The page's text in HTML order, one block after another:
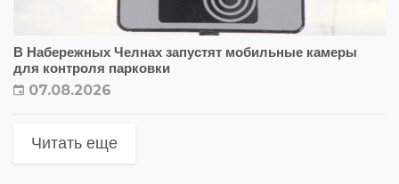
В Набережных Челнах запустят мобильные камеры
для контроля парковки
07.08.2026
Читать еще